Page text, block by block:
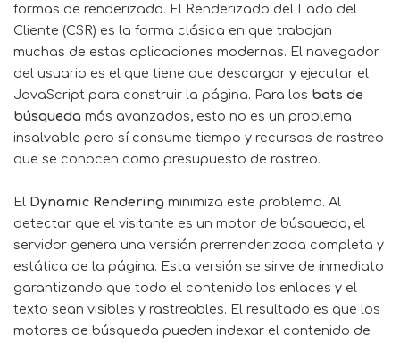
formas de renderizado. El Renderizado del Lado del
Cliente (CSR) es la forma clásica en que trabajan
muchas de estas aplicaciones modernas. El navegador
del usuario es el que tiene que descargar y ejecutar el
JavaScript para construir la página. Para los bots de
búsqueda más avanzados, esto no es un problema
insalvable pero sí consume tiempo y recursos de rastreo
que se conocen como presupuesto de rastreo.
El Dynamic Rendering minimiza este problema. Al
detectar que el visitante es un motor de búsqueda, el
servidor genera una versión prerrenderizada completa y
estática de la página. Esta versión se sirve de inmediato
garantizando que todo el contenido los enlaces y el
texto sean visibles y rastreables. El resultado es que los
motores de búsqueda pueden indexar el contenido de